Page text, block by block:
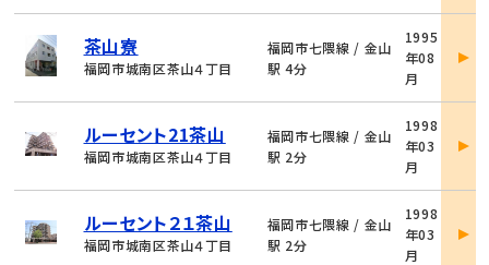
茶山寮
福岡市城南区茶山４丁目
福岡市七隈線 / 金山
駅 4分
1995
年08
月
詳
ルーセント21茶山
福岡市城南区茶山４丁目
福岡市七隈線 / 金山
駅 2分
1998
年03
月
詳
ルーセント２１茶山
福岡市城南区茶山４丁目
福岡市七隈線 / 金山
駅 2分
1998
年03
月
詳